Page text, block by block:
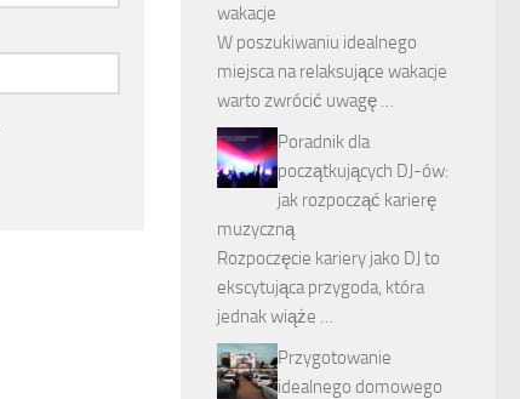
wakacje
W poszukiwaniu idealnego
miejsca na relaksujące wakacje
warto zwrócić uwagę …
Poradnik dla
początkujących DJ-ów:
jak rozpocząć karierę
muzyczną
Rozpoczęcie kariery jako DJ to
ekscytująca przygoda, która
jednak wiąże …
Przygotowanie
idealnego domowego